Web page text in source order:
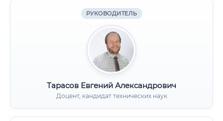
РУКОВОДИТЕЛЬ
Тарасов Евгений Александрович
Доцент, кандидат технических наук